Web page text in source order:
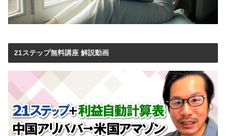
21ステップ無料講座 解説動画